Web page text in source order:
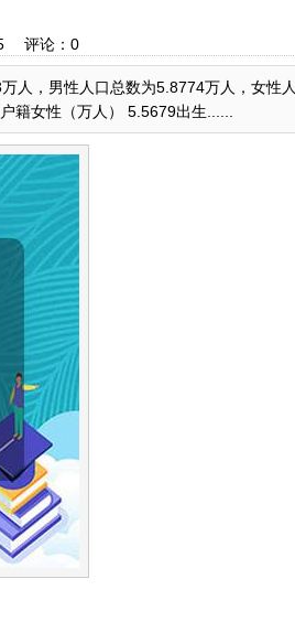
评论： 0
人，男性人口总数为5.8774万人，女性人
籍女性（万人） 5.5679出生......